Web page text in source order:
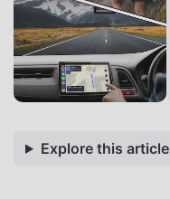
Explore this article